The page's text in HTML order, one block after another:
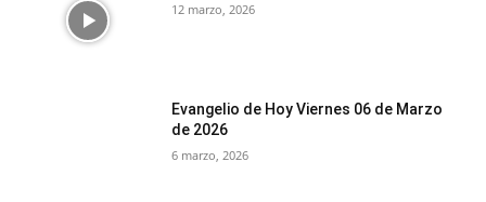
12 marzo, 2026
Evangelio de Hoy Viernes 06 de Marzo
de 2026
6 marzo, 2026